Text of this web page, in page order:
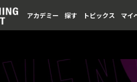
アカデミー 探す トピックス マイ